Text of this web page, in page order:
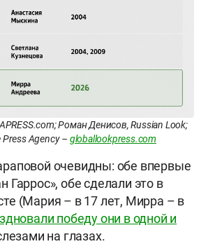
Роман Денисов, Russian Look;
Press Agency – globallookpress.com
очевидны: обе впервые
Гаррос», обе сделали это в
(Мария – в 17 лет, Мирра – в
победу они в одной и
на глазах.